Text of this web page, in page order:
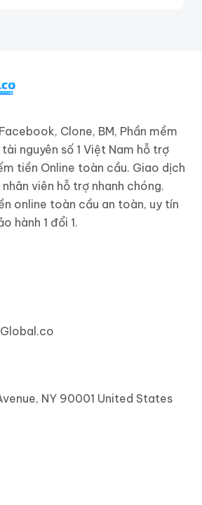
Clone, BM, Phần mềm
nguyên số 1 Việt Nam hỗ trợ
tiền Online toàn cầu. Giao dịch
viên hỗ trợ nhanh chóng.
online toàn cầu an toàn, uy tín
hành 1 đổi 1.
NY 90001 United States